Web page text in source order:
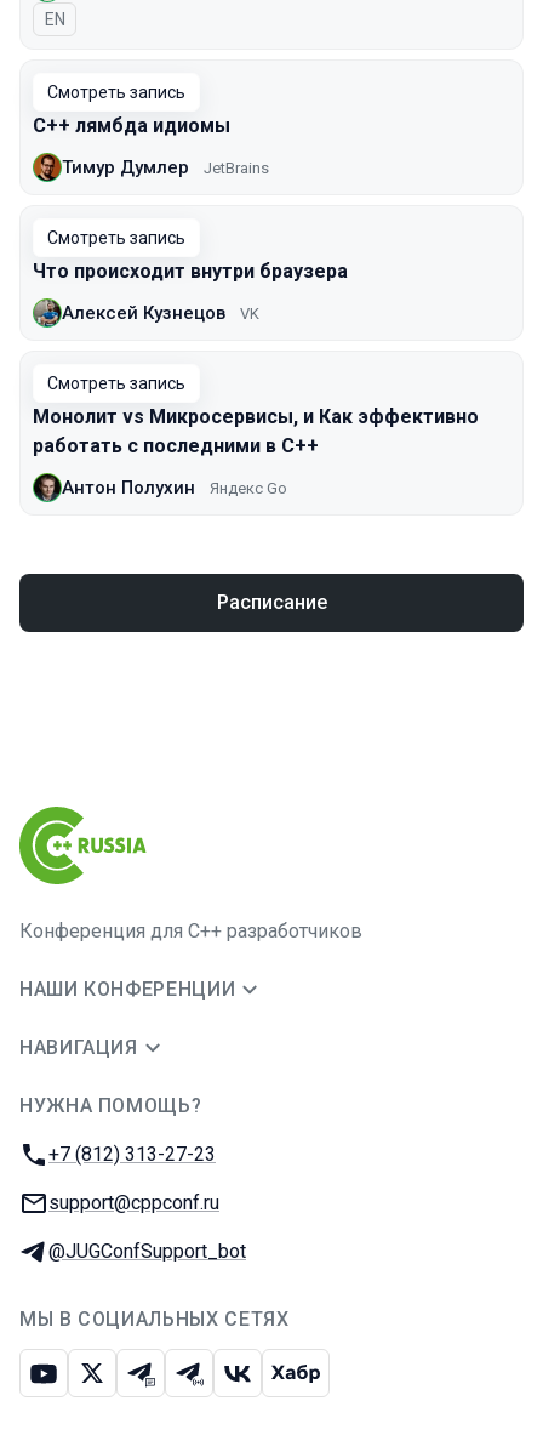
На английском языке
EN
Смотреть запись
С++ лямбда идиомы
Тимур Думлер JetBrains
Смотреть запись
Что происходит внутри браузера
Алексей Кузнецов VK
Смотреть запись
Монолит vs Микросервисы, и Как эффективно
работать с последними в C++
Антон Полухин Яндекс Go
Расписание
Конференция для C++ разработчиков
НАШИ КОНФЕРЕНЦИИ
НАВИГАЦИЯ
НУЖНА ПОМОЩЬ?
Телефон:
+7 (812) 313-27-23
E-mail:
support@cppconf.ru
Телеграм:
@JUGConfSupport_bot
МЫ В СОЦИАЛЬНЫХ СЕТЯХ
ЮтубИкс Телеграм-чат
Телеграм-канал
ВКонтакте
Хабр